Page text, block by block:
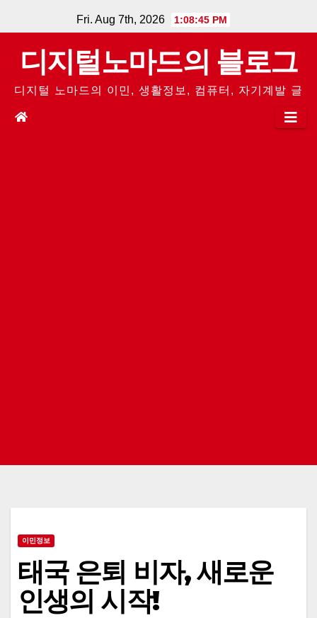
to
content
Fri. Aug 7th, 2026 1:08:46 PM
디지털노마드의 블로그
디지털 노마드의 이민, 생활정보, 컴퓨터, 자기계발 글
이민정보
태국 은퇴 비자, 새로운
인생의 시작!